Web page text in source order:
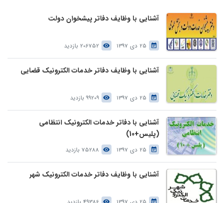
آشنایی با وظایف دفاتر پیشخوان دولت
25 دی 1397 206752 بازدید
آشنایی با وظایف دفاتر خدمات الکترونیک قضایی
25 دی 1397 99209 بازدید
آشنایی با دفاتر خدمات الکترونیک انتظامی
(پلیس+10)
25 دی 1397 75288 بازدید
آشنایی با وظایف دفاتر خدمات الکترونیک شهر